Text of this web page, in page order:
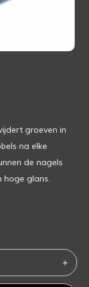
groeven in
na elke
de nagels
hoge glans.